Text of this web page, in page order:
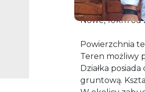
Atrakcyjna,
Nowe, 10km od
Powierzchnia
Teren możliwy
Działka
gruntową.